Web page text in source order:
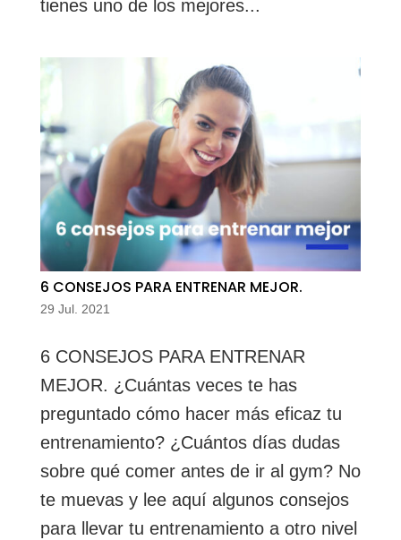
tienes uno de los mejores...
6 CONSEJOS PARA ENTRENAR MEJOR.
29 Jul. 2021
6 CONSEJOS PARA ENTRENAR
MEJOR. ¿Cuántas veces te has
preguntado cómo hacer más eficaz tu
entrenamiento? ¿Cuántos días dudas
sobre qué comer antes de ir al gym? No
te muevas y lee aquí algunos consejos
para llevar tu entrenamiento a otro nivel